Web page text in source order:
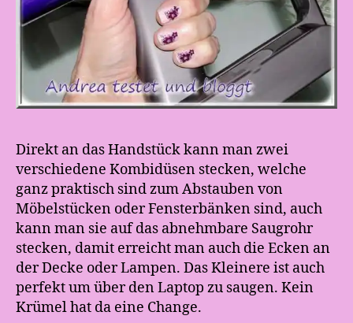
Direkt an das Handstück kann man zwei
verschiedene Kombidüsen stecken, welche
ganz praktisch sind zum Abstauben von
Möbelstücken oder Fensterbänken sind, auch
kann man sie auf das abnehmbare Saugrohr
stecken, damit erreicht man auch die Ecken an
der Decke oder Lampen. Das Kleinere ist auch
perfekt um über den Laptop zu saugen. Kein
Krümel hat da eine Change.